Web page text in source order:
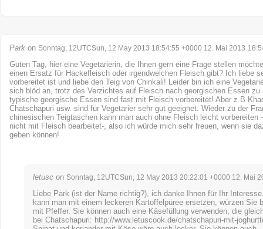
Park on Sonntag, 12UTCSun, 12 May 2013 18:54:55 +0000 12. Mai 2013
Guten Tag, hier eine Vegetarierin, die Ihnen gern eine Frage stellen
einen Ersatz für Hackefleisch oder irgendwelchen Fleisch gibt? Ich liebe
vorbereitet ist und liebe den Teig von Chinkali! Leider bin ich eine
sich blöd an, trotz des Verzichtes auf Fleisch nach georgischen Essen zu
typische georgische Essen sind fast mit Fleisch vorbereitet! Aber z.B
Chatschapuri usw. sind für Vegetarier sehr gut geeignet. Wieder zu der
chinesischen Teigtaschen kann man auch ohne Fleisch leicht vorbereiten
nicht mit Fleisch bearbeitet-, also ich würde mich sehr freuen, wenn sie
geben können!
letusc on Sonntag, 12UTCSun, 12 May 2013 20:22:01 +0000 12. Mai
Liebe Park (ist der Name richtig?), ich danke Ihnen für Ihr
kann man mit einem leckeren Kartoffelpüree ersetzen, würzen Sie
mit Pfeffer. Sie können auch eine Käsefüllung verwenden, die
bei Chatschapuri: http://www.letuscook.de/chatschapuri-mit-